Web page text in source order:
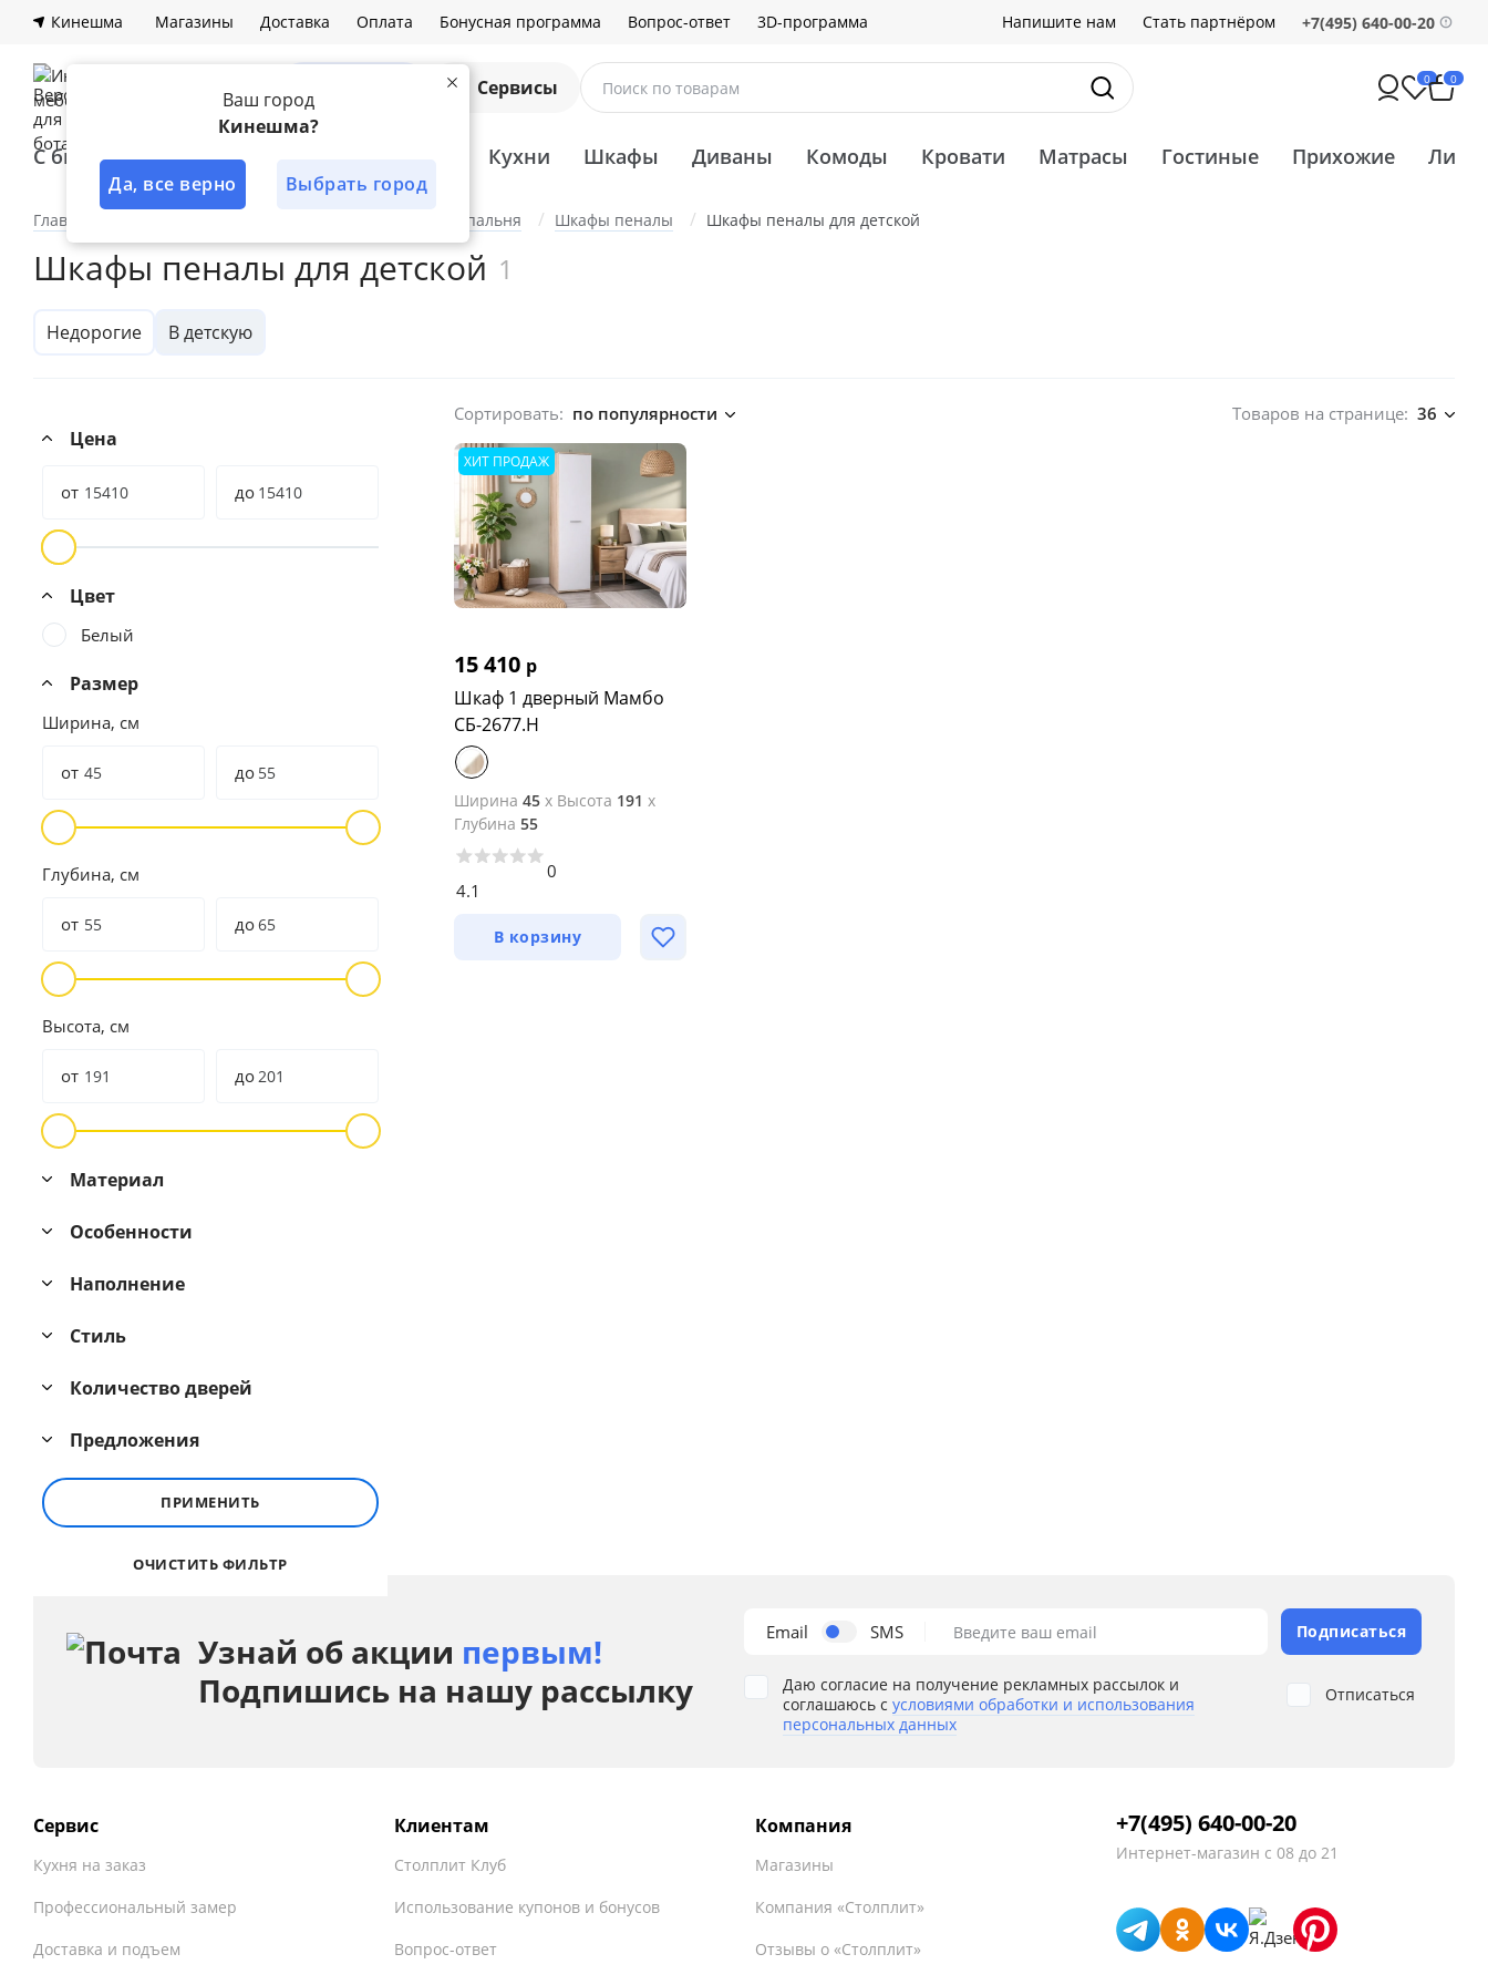
Ваш город
Кинешма?
Да, все верно Выбрать город
Кинешма Магазины Доставка Оплата Бонусная программа Вопрос-ответ 3D-программа Напишите нам Стать партнёром +7(495) 640-00-20
Сервисы Поиск по товарам 0 0
С быстрой доставкой Кухни Шкафы Диваны Комоды Кровати Матрасы Гостиные Прихожие
Главная Спальня Шкафы пеналы Шкафы пеналы для детской
Шкафы пеналы для детской 1
Недорогие В детскую
Цена
от до
Цвет
Белый
Размер
Ширина, см
от до
Глубина, см
от до
Высота, см
от до
Материал
Особенности
Наполнение
Стиль
Количество дверей
Предложения
ПРИМЕНИТЬ
ОЧИСТИТЬ ФИЛЬТР
Сортировать: по популярности Товаров на странице: 36
ХИТ ПРОДАЖ
15 410 р
Шкаф 1 дверный Мамбо
СБ-2677.Н
Ширина 45 x Высота 191 x
Глубина 55
4.1
0
В корзину
Узнай об акции первым!
Подпишись на нашу рассылку
Email SMS Введите ваш email Подписаться
Даю согласие на получение рекламных рассылок и
соглашаюсь с условиями обработки и использования
персональных данных
Отписаться
Сервис
Кухня на заказ
Профессиональный замер
Доставка и подъем
Клиентам
Столплит Клуб
Использование купонов и бонусов
Вопрос-ответ
Компания
Магазины
Компания «Столплит»
Отзывы о «Столплит»
+7(495) 640-00-20
Интернет-магазин с 08 до 21